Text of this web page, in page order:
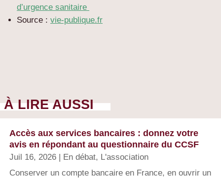
d’urgence sanitaire
Source : vie-publique.fr
À LIRE AUSSI
Accès aux services bancaires : donnez votre
avis en répondant au questionnaire du CCSF
Juil 16, 2026 En débat, L'association
Conserver un compte bancaire en France, en ouvrir un